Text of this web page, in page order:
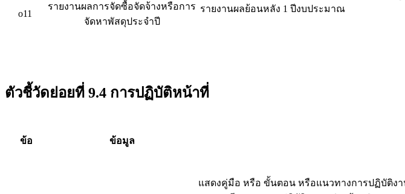
o11
รายงานผลการจัดซื้อจัดจ้างหรือการ
จัดหาพัสดุประจำปี
รายงานผลย้อนหลัง 1 ปีงบประมาณ
ตัวชี้วัดย่อยที่ 9.4 การปฏิบัติหน้าที่
ข้อ ข้อมูล
แสดงคู่มือ หรือ ขั้นตอน หรือแนวทางการปฏิบัติง